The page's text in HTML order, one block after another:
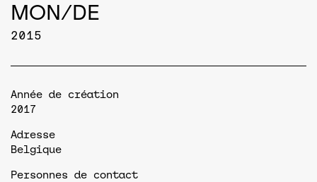
MON/DE
2015
Année de création
2017
Adresse
Belgique
Personnes de contact